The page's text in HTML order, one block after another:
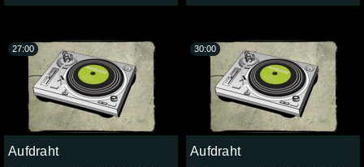
Aufdraht
27:00
Aufdraht
30:00